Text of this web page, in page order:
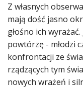
Z własnych
mają dość jasno
głośno ich
powtórzę - młodzi
konfrontacji ze
rządzących tym
nowych wrażeń i